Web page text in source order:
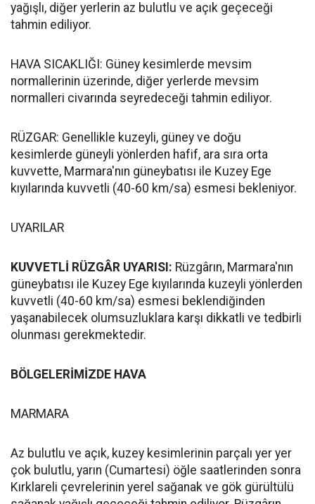
yağışlı, diğer yerlerin az bulutlu ve açık geçeceği
tahmin ediliyor.
HAVA SICAKLIĞI: Güney kesimlerde mevsim
normallerinin üzerinde, diğer yerlerde mevsim
normalleri civarında seyredeceği tahmin ediliyor.
RÜZGAR: Genellikle kuzeyli, güney ve doğu
kesimlerde güneyli yönlerden hafif, ara sıra orta
kuvvette, Marmara'nın güneybatısı ile Kuzey Ege
kıyılarında kuvvetli (40-60 km/sa) esmesi bekleniyor.
UYARILAR
KUVVETLİ RÜZGÂR UYARISI: Rüzgârın, Marmara'nın
güneybatısı ile Kuzey Ege kıyılarında kuzeyli yönlerden
kuvvetli (40-60 km/sa) esmesi beklendiğinden
yaşanabilecek olumsuzluklara karşı dikkatli ve tedbirli
olunması gerekmektedir.
BÖLGELERİMİZDE HAVA
MARMARA
Az bulutlu ve açık, kuzey kesimlerinin parçalı yer yer
çok bulutlu, yarın (Cumartesi) öğle saatlerinden sonra
Kırklareli çevrelerinin yerel sağanak ve gök gürültülü